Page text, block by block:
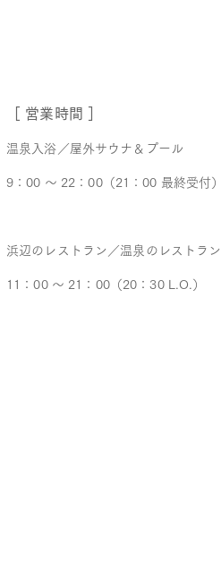
［ 営業時間 ］
温泉入浴／屋外サウナ＆プール
9：00 ～ 22：00（21：00 最終受付）
浜辺のレストラン／温泉のレストラン
11：00 ～ 21：00（20：30 L.O.）